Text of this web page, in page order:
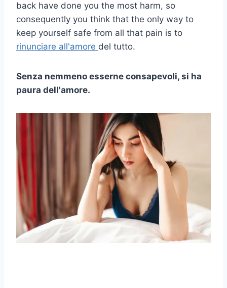
back have done you the most harm, so
consequently you think that the only way to
keep yourself safe from all that pain is to
rinunciare all'amore del tutto.
Senza nemmeno esserne consapevoli, si ha
paura dell'amore.